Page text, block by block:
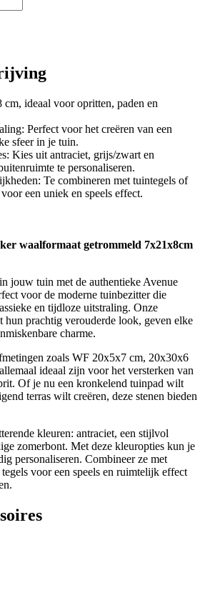
ideaal voor opritten, paden en
Perfect voor het creëren van een
sfeer in je tuin.
Kies uit antraciet, grijs/zwart en
te personaliseren.
Te combineren met tuintegels of
een uniek en speels effect.
waalformaat getrommeld 7x21x8cm
jouw tuin met de authentieke Avenue
voor de moderne tuinbezitter die
en tijdloze uitstraling. Onze
hun prachtig verouderde look, geven elke
charme.
zoals WF 20x5x7 cm, 20x30x6
ideaal zijn voor het versterken van
Of je nu een kronkelend tuinpad wilt
terras wilt creëren, deze stenen bieden
kleuren: antraciet, een stijlvol
zomerbont. Met deze kleuropties kun je
personaliseren. Combineer ze met
voor een speels en ruimtelijk effect